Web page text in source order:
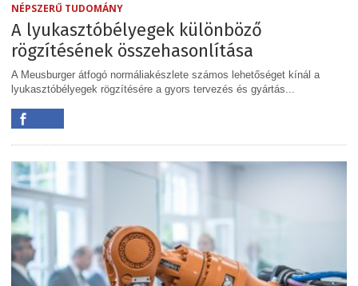
NÉPSZERŰ TUDOMÁNY
A lyukasztóbélyegek különböző
rögzítésének összehasonlítása
A Meusburger átfogó normáliakészlete számos lehetőséget kínál a
lyukasztóbélyegek rögzítésére a gyors tervezés és gyártás...